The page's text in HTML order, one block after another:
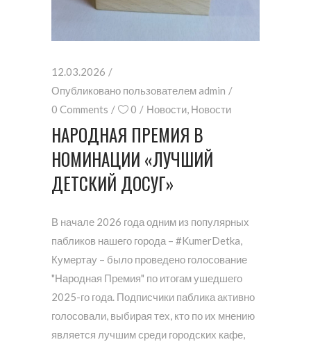
12.03.2026
Опубликовано пользователемadmin
0 Comments
0 Новости, Новости
НАРОДНАЯ ПРЕМИЯ В
НОМИНАЦИИ «ЛУЧШИЙ
ДЕТСКИЙ ДОСУГ»
В начале 2026 года одним из популярных
пабликов нашего города – #KumerDetka,
Кумертау – было проведено голосование
"Народная Премия" по итогам ушедшего
2025-го года. Подписчики паблика активно
голосовали, выбирая тех, кто по их мнению
является лучшим среди городских кафе,